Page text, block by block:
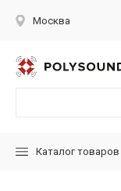
Москва
Каталог товаров